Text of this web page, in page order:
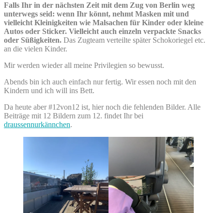
Falls Ihr in der nächsten Zeit mit dem Zug von Berlin weg
unterwegs seid: wenn Ihr könnt, nehmt Masken mit und
vielleicht Kleinigkeiten wie Malsachen für Kinder oder kleine
Autos oder Sticker. Vielleicht auch einzeln verpackte Snacks
oder Süßigkeiten. Das Zugteam verteilte später Schokoriegel etc.
an die vielen Kinder.
Mir werden wieder all meine Privilegien so bewusst.
Abends bin ich auch einfach nur fertig. Wir essen noch mit den
Kindern und ich will ins Bett.
Da heute aber #12von12 ist, hier noch die fehlenden Bilder. Alle
Beiträge mit 12 Bildern zum 12. findet Ihr bei
draussennurkännchen.